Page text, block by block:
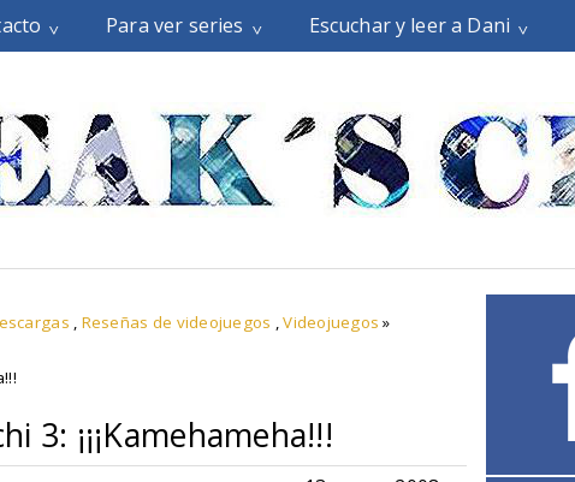
Para ver series Escuchar y leer a Dani
, Reseñas de videojuegos ,Videojuegos »
3: ¡¡¡Kamehameha!!!